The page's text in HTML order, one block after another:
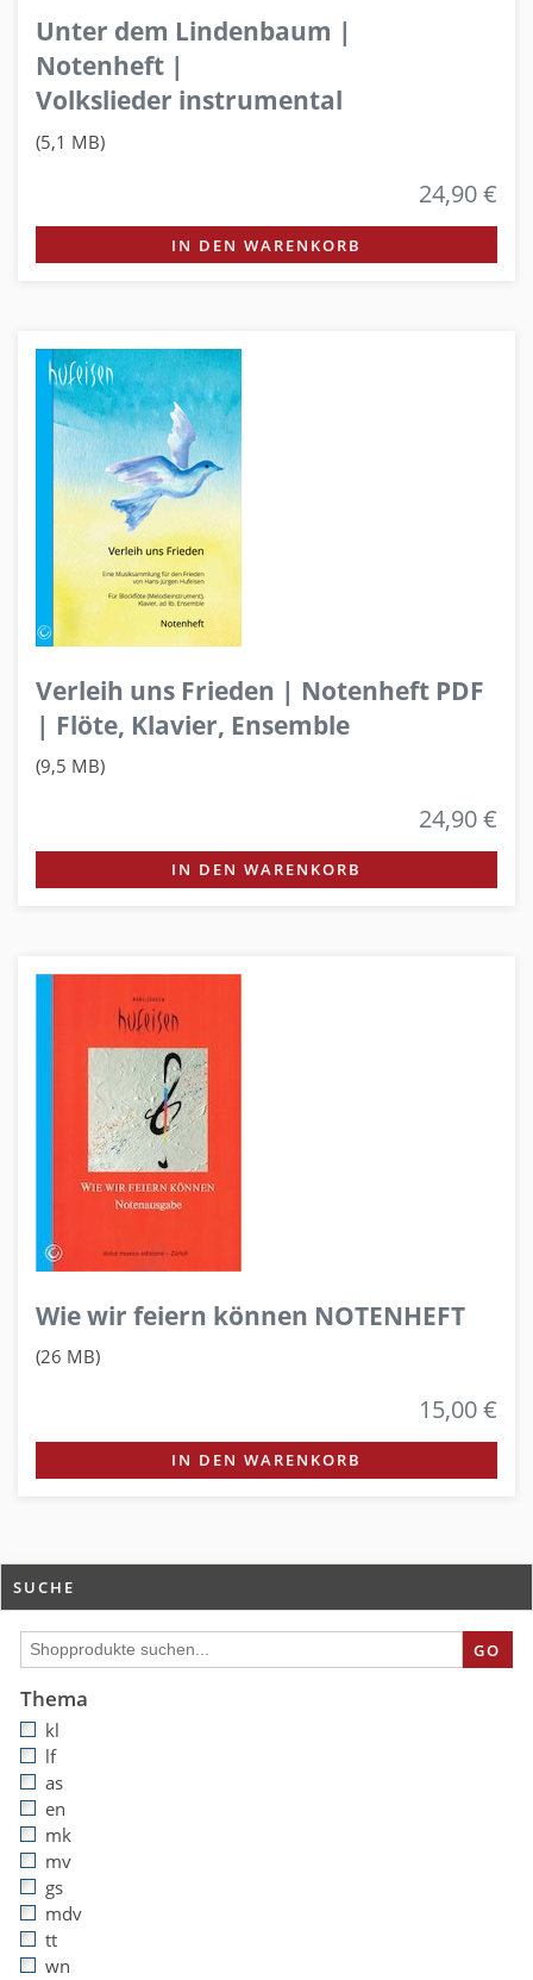
Unter dem Lindenbaum |
Notenheft |
Volkslieder instrumental
(5,1 MB)
24,90 €
IN DEN WARENKORB
Verleih uns Frieden | Notenheft PDF
| Flöte, Klavier, Ensemble
(9,5 MB)
24,90 €
IN DEN WARENKORB
Wie wir feiern können NOTENHEFT
(26 MB)
15,00 €
IN DEN WARENKORB
SUCHE
GO
Thema
kl
lf
as
en
mk
mv
gs
mdv
tt
wn